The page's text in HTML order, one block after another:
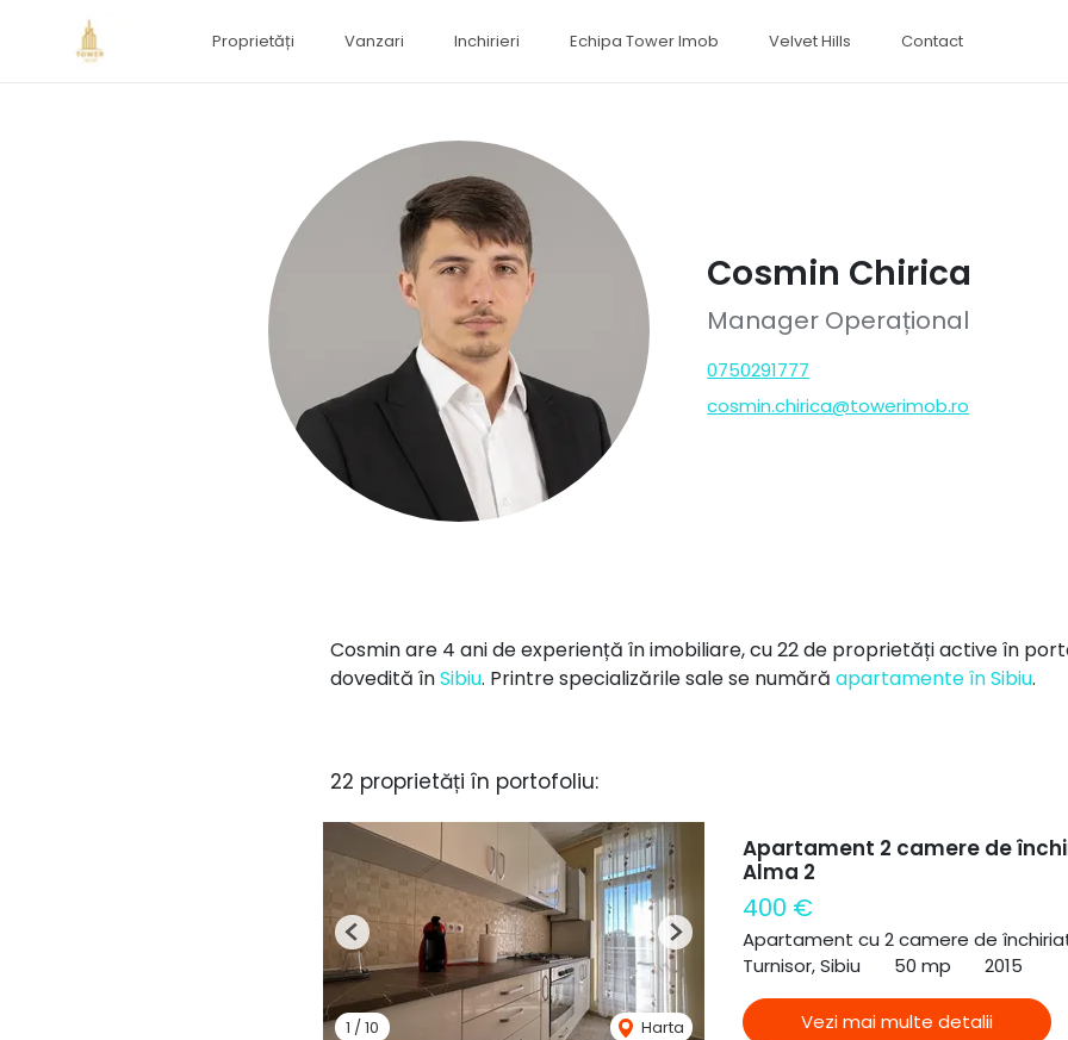
Proprietăți Vanzari Inchirieri Echipa Tower Imob Velvet Hills Contact
Cosmin Chirica
Manager Operațional
0750291777
cosmin.chirica@towerimob.ro
Cosmin are 4 ani de experiență în imobiliare, cu 22 de proprietăți active în
dovedită înSibiu. Printre specializările sale se numărăapartamente în Sibiu.
22 proprietăți în portofoliu:
1 /10 Harta
Previous Next
Apartament 2 camere de
Alma 2
400 €
Apartament cu 2 camere de
Turnisor, Sibiu
50 mp 2015
Vezi mai multe detalii